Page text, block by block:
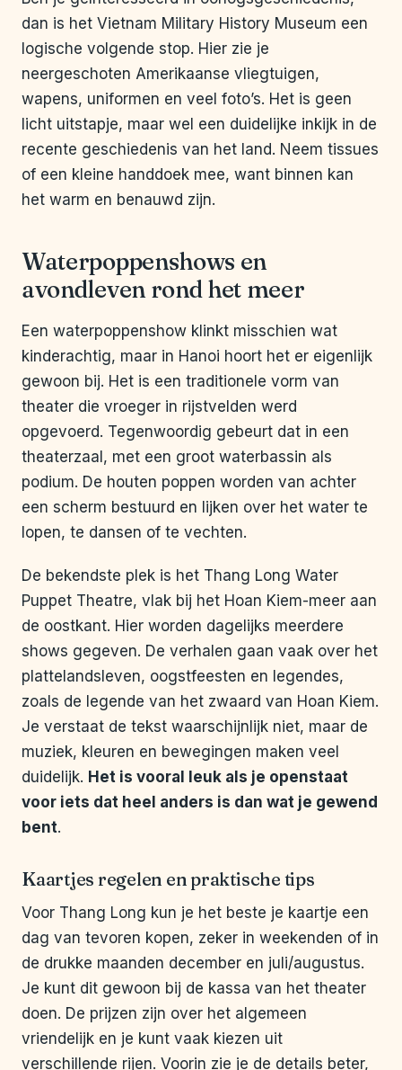
dan is het Vietnam Military History Museum een
logische volgende stop. Hier zie je
neergeschoten Amerikaanse vliegtuigen,
wapens, uniformen en veel foto’s. Het is geen
licht uitstapje, maar wel een duidelijke inkijk in de
recente geschiedenis van het land. Neem tissues
of een kleine handdoek mee, want binnen kan
het warm en benauwd zijn.
Waterpoppenshows en
avondleven rond het meer
Een waterpoppenshow klinkt misschien wat
kinderachtig, maar in Hanoi hoort het er eigenlijk
gewoon bij. Het is een traditionele vorm van
theater die vroeger in rijstvelden werd
opgevoerd. Tegenwoordig gebeurt dat in een
theaterzaal, met een groot waterbassin als
podium. De houten poppen worden van achter
een scherm bestuurd en lijken over het water te
lopen, te dansen of te vechten.
De bekendste plek is het Thang Long Water
Puppet Theatre, vlak bij het Hoan Kiem-meer aan
de oostkant. Hier worden dagelijks meerdere
shows gegeven. De verhalen gaan vaak over het
plattelandsleven, oogstfeesten en legendes,
zoals de legende van het zwaard van Hoan Kiem.
Je verstaat de tekst waarschijnlijk niet, maar de
muziek, kleuren en bewegingen maken veel
duidelijk. Het is vooral leuk als je openstaat
voor iets dat heel anders is dan wat je gewend
bent.
Kaartjes regelen en praktische tips
Voor Thang Long kun je het beste je kaartje een
dag van tevoren kopen, zeker in weekenden of in
de drukke maanden december en juli/augustus.
Je kunt dit gewoon bij de kassa van het theater
doen. De prijzen zijn over het algemeen
vriendelijk en je kunt vaak kiezen uit
verschillende rijen. Voorin zie je de details beter,